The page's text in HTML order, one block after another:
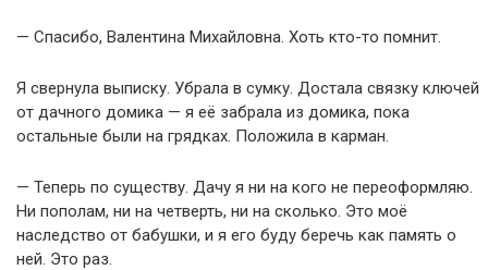
— Спасибо, Валентина Михайловна. Хоть кто-то помнит.
Я свернула выписку. Убрала в сумку. Достала связку ключей
от дачного домика — я её забрала из домика, пока
остальные были на грядках. Положила в карман.
— Теперь по существу. Дачу я ни на кого не переоформляю.
Ни пополам, ни на четверть, ни на сколько. Это моё
наследство от бабушки, и я его буду беречь как память о
ней. Это раз.